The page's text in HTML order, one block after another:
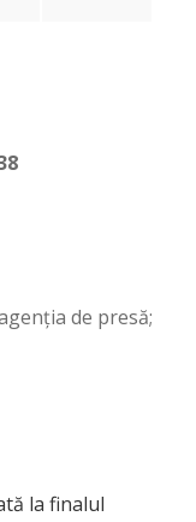
de presă;
la finalul